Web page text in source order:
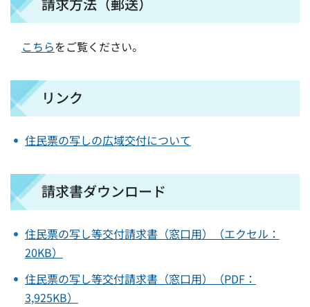
こちらをご覧ください。
リンク
住民票の写しの広域交付について
請求書ダウンロード
住民票の写し等交付請求書（窓口用）（エクセル：
20KB）
住民票の写し等交付請求書（窓口用）（PDF：
3,925KB）